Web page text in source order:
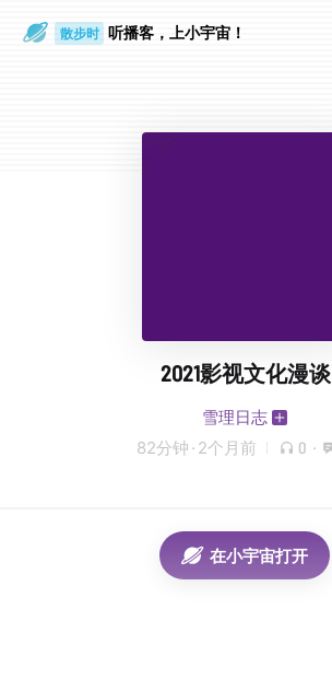
散步时 听播客，上小宇宙！
2021影视文化漫谈
雪理日志
82分钟 · 2个月前 0 ·
在小宇宙打开